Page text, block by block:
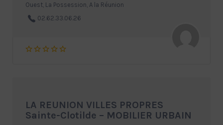
Ouest, La Possession, A la Réunion
02.62.33.06.26
LA REUNION VILLES PROPRES
Sainte-Clotilde – MOBILIER URBAIN